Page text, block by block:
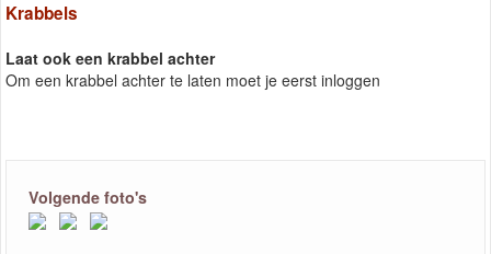
Krabbels
Laat ook een krabbel achter
Om een krabbel achter te laten moet je eerst inloggen
Volgende foto's